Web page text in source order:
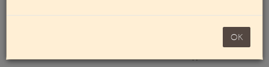
noch 100,00 €
Warenkorb
OK